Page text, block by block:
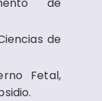
de
Fetal,